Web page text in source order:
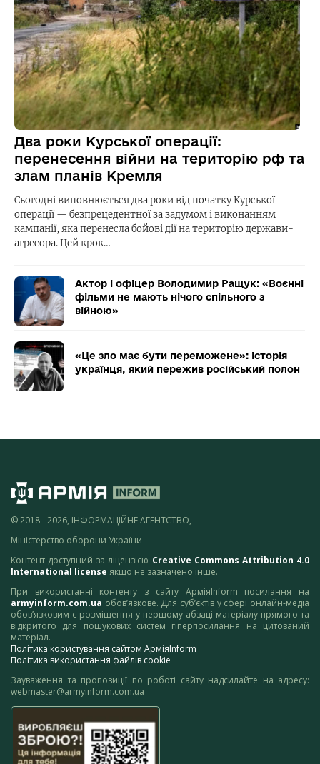
Два роки Курської операції:
перенесення війни на територію рф та
злам планів Кремля
Сьогодні виповнюється два роки від початку Курської
операції — безпрецедентної за задумом і виконанням
кампанії, яка перенесла бойові дії на територію держави-
агресора. Цей крок…
Актор і офіцер Володимир Ращук: «Воєнні
фільми не мають нічого спільного з
війною»
«Це зло має бути переможене»: історія
українця, який пережив російський полон
© 2018 - 2026, ІНФОРМАЦІЙНЕ АГЕНТСТВО,
Міністерство оборони України
Контент доступний за ліцензією Creative Commons Attribution 4.0
International license якщо не зазначено інше.
При використанні контенту з сайту АрміяInform посилання на
armyinform.com.ua обов’язкове. Для суб’єктів у сфері онлайн-медіа
обов’язковим є розміщення у першому абзаці матеріалу прямого та
відкритого для пошукових систем гіперпосилання на цитований
матеріал.
Політика користування сайтом АрміяInform
Політика використання файлів cookie
Зауваження та пропозиції по роботі сайту надсилайте на адресу:
webmaster@armyinform.com.ua